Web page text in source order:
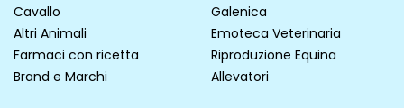
Cavallo
Altri Animali
Farmaci con ricetta
Brand e Marchi
Galenica
Emoteca Veterinaria
Riproduzione Equina
Allevatori